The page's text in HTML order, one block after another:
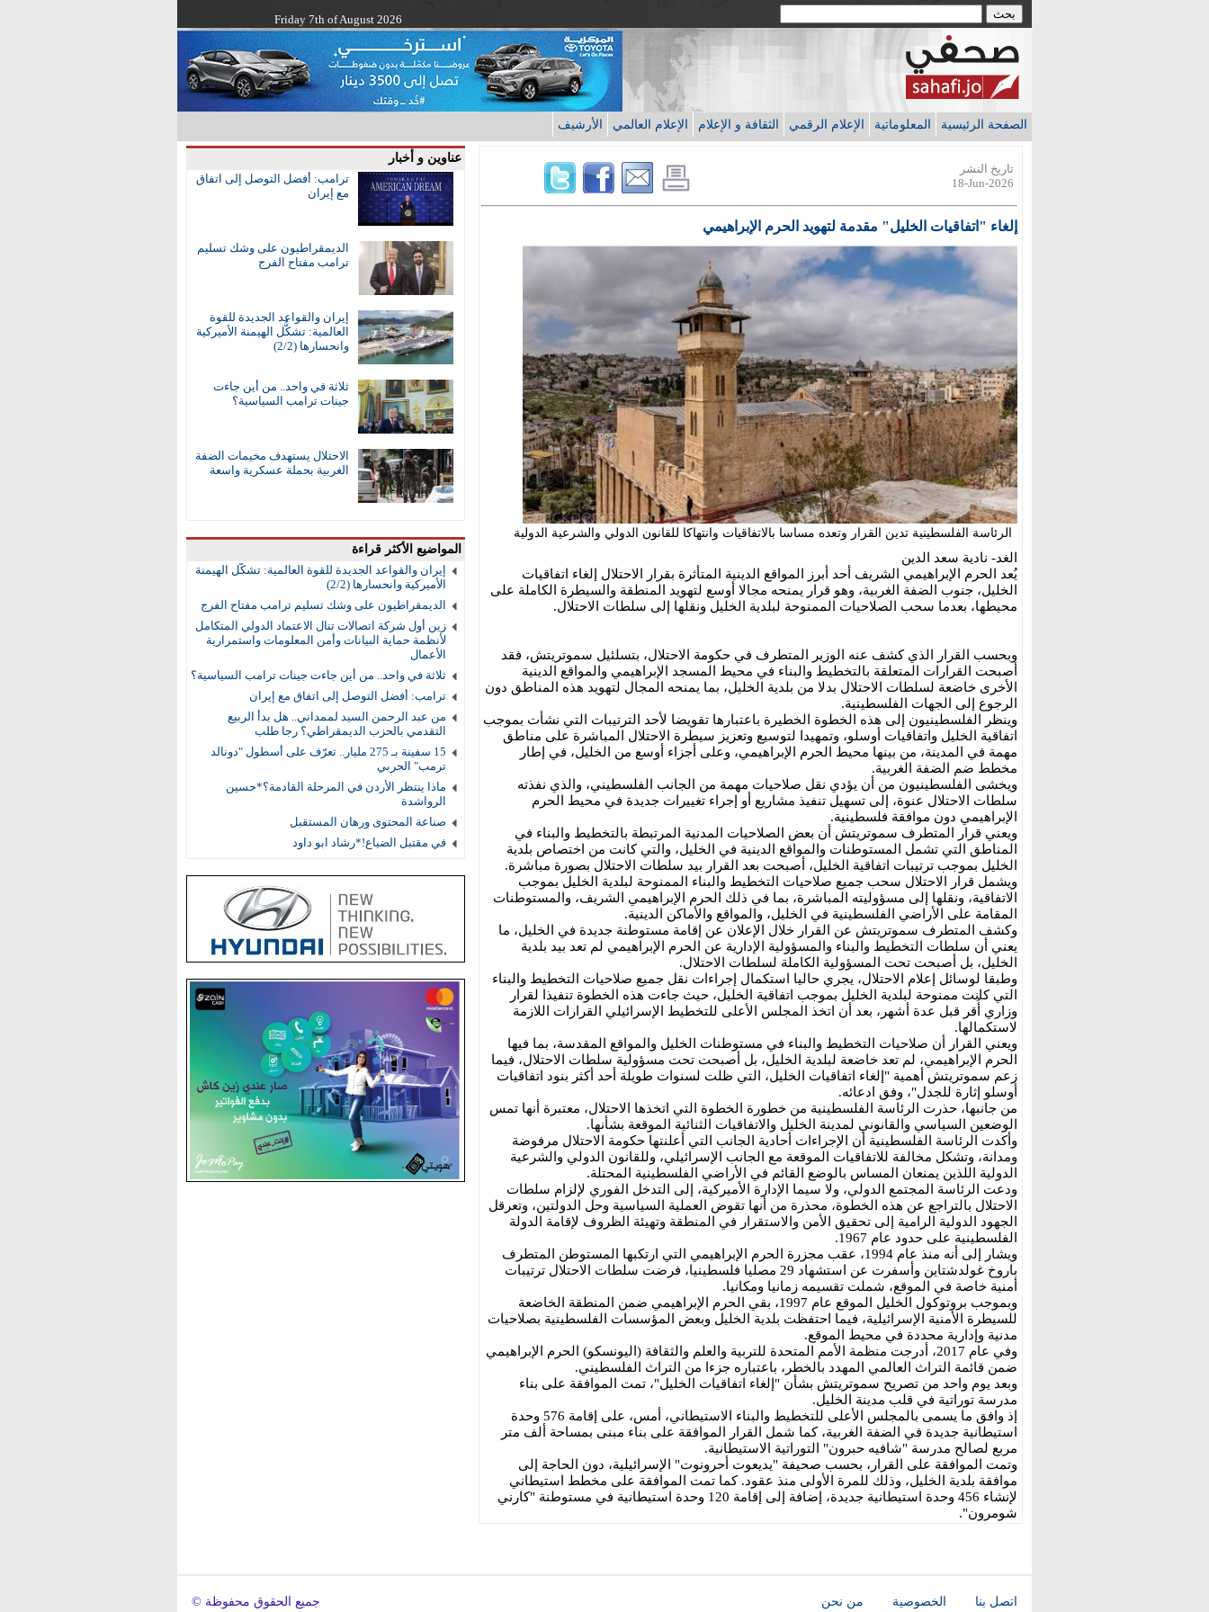
Friday 7th of August 2026
الصفحة الرئيسية المعلوماتية الإعلام الرقمي الثقافة و الإعلام الإعلام العالمي الأرشيف
عناوين و أخبار
ترامب: أفضل التوصل إلى اتفاق
مع إيران
الديمقراطيون على وشك تسليم
ترامب مفتاح الفرج
إيران والقواعد الجديدة للقوة
العالمية: تشكُّل الهيمنة الأميركية
وانحسارها (2/2)
ثلاثة في واحد.. من أين جاءت
جينات ترامب السياسية؟
الاحتلال يستهدف مخيمات الضفة
الغربية بحملة عسكرية واسعة
المواضيع الأكثر قراءة
إيران والقواعد الجديدة للقوة العالمية: تشكُّل الهيمنة
الأميركية وانحسارها (2/2)
الديمقراطيون على وشك تسليم ترامب مفتاح الفرج
زين أول شركة اتصالات تنال الاعتماد الدولي المتكامل
لأنظمة حماية البيانات وأمن المعلومات واستمرارية
الأعمال
ثلاثة في واحد.. من أين جاءت جينات ترامب السياسية؟
ترامب: أفضل التوصل إلى اتفاق مع إيران
من عبد الرحمن السيد لممداني.. هل بدأ الربيع
التقدمي بالحزب الديمقراطي؟ رجا طلب
15 سفينة بـ 275 مليار.. تعرّف على أسطول "دونالد
ترمب" الحربي
ماذا ينتظر الأردن في المرحلة القادمة؟*حسين
الرواشدة
صناعة المحتوى ورهان المستقبل
في مقتبل الضياع!*رشاد ابو داود
تاريخ النشر
18-Jun-2026
إلغاء "اتفاقيات الخليل" مقدمة لتهويد الحرم الإبراهيمي
الرئاسة الفلسطينية تدين القرار وتعده مساسا بالاتفاقيات وانتهاكا للقانون الدولي والشرعية الدولية
الغد- نادية سعد الدين
يُعد الحرم الإبراهيمي الشريف أحد أبرز المواقع الدينية المتأثرة بقرار الاحتلال إلغاء اتفاقيات
الخليل، جنوب الضفة الغربية، وهو قرار يمنحه مجالا أوسع لتهويد المنطقة والسيطرة الكاملة على
محيطها، بعدما سحب الصلاحيات الممنوحة لبلدية الخليل ونقلها إلى سلطات الاحتلال.
وبحسب القرار الذي كشف عنه الوزير المتطرف في حكومة الاحتلال، بتسلئيل سموتريتش، فقد
أصبحت القرارات المتعلقة بالتخطيط والبناء في محيط المسجد الإبراهيمي والمواقع الدينية
الأخرى خاضعة لسلطات الاحتلال بدلا من بلدية الخليل، بما يمنحه المجال لتهويد هذه المناطق دون
الرجوع إلى الجهات الفلسطينية.
وينظر الفلسطينيون إلى هذه الخطوة الخطيرة باعتبارها تقويضا لأحد الترتيبات التي نشأت بموجب
اتفاقية الخليل واتفاقيات أوسلو، وتمهيدا لتوسيع وتعزيز سيطرة الاحتلال المباشرة على مناطق
مهمة في المدينة، من بينها محيط الحرم الإبراهيمي، وعلى أجزاء أوسع من الخليل، في إطار
مخطط ضم الضفة الغربية.
ويخشى الفلسطينيون من أن يؤدي نقل صلاحيات مهمة من الجانب الفلسطيني، والذي نفذته
سلطات الاحتلال عنوة، إلى تسهيل تنفيذ مشاريع أو إجراء تغييرات جديدة في محيط الحرم
الإبراهيمي دون موافقة فلسطينية.
ويعني قرار المتطرف سموتريتش أن بعض الصلاحيات المدنية المرتبطة بالتخطيط والبناء في
المناطق التي تشمل المستوطنات والمواقع الدينية في الخليل، والتي كانت من اختصاص بلدية
الخليل بموجب ترتيبات اتفاقية الخليل، أصبحت بعد القرار بيد سلطات الاحتلال بصورة مباشرة.
ويشمل قرار الاحتلال سحب جميع صلاحيات التخطيط والبناء الممنوحة لبلدية الخليل بموجب
الاتفاقية، ونقلها إلى مسؤوليته المباشرة، بما في ذلك الحرم الإبراهيمي الشريف، والمستوطنات
المقامة على الأراضي الفلسطينية في الخليل، والمواقع والأماكن الدينية.
وكشف المتطرف سموتريتش عن القرار خلال الإعلان عن إقامة مستوطنة جديدة في الخليل، ما
يعني أن سلطات التخطيط والبناء والمسؤولية الإدارية عن الحرم الإبراهيمي لم تعد بيد بلدية
الخليل، بل أصبحت تحت المسؤولية الكاملة لسلطات الاحتلال.
وطبقا لوسائل إعلام الاحتلال، يجري حاليا استكمال إجراءات نقل جميع صلاحيات التخطيط والبناء
التي كانت ممنوحة لبلدية الخليل بموجب اتفاقية الخليل، حيث جاءت هذه الخطوة تنفيذا لقرار
وزاري أُقر قبل عدة أشهر، بعد أن اتخذ المجلس الأعلى للتخطيط الإسرائيلي القرارات اللازمة
لاستكمالها.
ويعني القرار أن صلاحيات التخطيط والبناء في مستوطنات الخليل والمواقع المقدسة، بما فيها
الحرم الإبراهيمي، لم تعد خاضعة لبلدية الخليل، بل أصبحت تحت مسؤولية سلطات الاحتلال، فيما
زعم سموتريتش أهمية "إلغاء اتفاقيات الخليل، التي ظلت لسنوات طويلة أحد أكثر بنود اتفاقيات
أوسلو إثارة للجدل"، وفق ادعائه.
من جانبها، حذرت الرئاسة الفلسطينية من خطورة الخطوة التي اتخذها الاحتلال، معتبرة أنها تمس
الوضعين السياسي والقانوني لمدينة الخليل والاتفاقيات الثنائية الموقعة بشأنها.
وأكدت الرئاسة الفلسطينية أن الإجراءات أحادية الجانب التي أعلنتها حكومة الاحتلال مرفوضة
ومدانة، وتشكل مخالفة للاتفاقيات الموقعة مع الجانب الإسرائيلي، وللقانون الدولي والشرعية
الدولية اللذين يمنعان المساس بالوضع القائم في الأراضي الفلسطينية المحتلة.
ودعت الرئاسة المجتمع الدولي، ولا سيما الإدارة الأميركية، إلى التدخل الفوري لإلزام سلطات
الاحتلال بالتراجع عن هذه الخطوة، محذرة من أنها تقوض العملية السياسية وحل الدولتين، وتعرقل
الجهود الدولية الرامية إلى تحقيق الأمن والاستقرار في المنطقة وتهيئة الظروف لإقامة الدولة
الفلسطينية على حدود عام 1967.
ويشار إلى أنه منذ عام 1994، عقب مجزرة الحرم الإبراهيمي التي ارتكبها المستوطن المتطرف
باروخ غولدشتاين وأسفرت عن استشهاد 29 مصليا فلسطينيا، فرضت سلطات الاحتلال ترتيبات
أمنية خاصة في الموقع، شملت تقسيمه زمانيا ومكانيا.
وبموجب بروتوكول الخليل الموقع عام 1997، بقي الحرم الإبراهيمي ضمن المنطقة الخاضعة
للسيطرة الأمنية الإسرائيلية، فيما احتفظت بلدية الخليل وبعض المؤسسات الفلسطينية بصلاحيات
مدنية وإدارية محددة في محيط الموقع.
وفي عام 2017، أدرجت منظمة الأمم المتحدة للتربية والعلم والثقافة (اليونسكو) الحرم الإبراهيمي
ضمن قائمة التراث العالمي المهدد بالخطر، باعتباره جزءا من التراث الفلسطيني.
وبعد يوم واحد من تصريح سموتريتش بشأن "إلغاء اتفاقيات الخليل"، تمت الموافقة على بناء
مدرسة توراتية في قلب مدينة الخليل.
إذ وافق ما يسمى بالمجلس الأعلى للتخطيط والبناء الاستيطاني، أمس، على إقامة 576 وحدة
استيطانية جديدة في الضفة الغربية، كما شمل القرار الموافقة على بناء مبنى بمساحة ألف متر
مربع لصالح مدرسة "شافيه حبرون" التوراتية الاستيطانية.
وتمت الموافقة على القرار، بحسب صحيفة "يديعوت أحرونوت" الإسرائيلية، دون الحاجة إلى
موافقة بلدية الخليل، وذلك للمرة الأولى منذ عقود. كما تمت الموافقة على مخطط استيطاني
لإنشاء 456 وحدة استيطانية جديدة، إضافة إلى إقامة 120 وحدة استيطانية في مستوطنة "كارني
شومرون".
اتصل بنا الخصوصية من نحن © جميع الحقوق محفوظة